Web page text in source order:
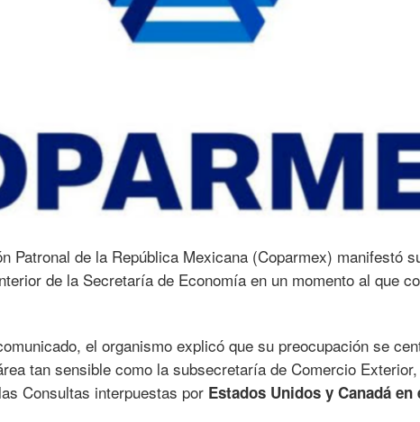
Patronal de la República Mexicana (Coparmex) manifestó
de la Secretaría de Economía en un momento al que
el organismo explicó que su preocupación se
tan sensible como la subsecretaría de Comercio
Consultas interpuestas por Estados Unidos y Canadá en